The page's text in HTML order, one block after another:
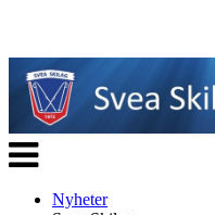
Veksle
navigasjon
Nyheter